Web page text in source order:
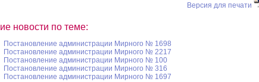
Версия для печати
новости по теме:
Постановление администрации Мирного № 1698
Постановление администрации Мирного № 2217
Постановление администрации Мирного № 100
Постановление администрации Мирного № 316
Постановление администрации Мирного № 1697